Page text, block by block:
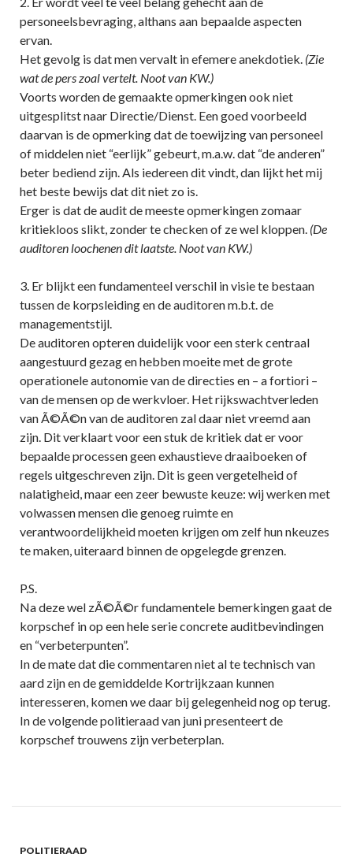
personeelsbevraging, althans aan bepaalde aspecten
ervan.
Het gevolg is dat men vervalt in efemere anekdotiek. (Zie
wat de pers zoal vertelt. Noot van KW.)
Voorts worden de gemaakte opmerkingen ook niet
uitgesplitst naar Directie/Dienst. Een goed voorbeeld
daarvan is de opmerking dat de toewijzing van personeel
of middelen niet “eerlijk” gebeurt, m.a.w. dat “de anderen”
beter bediend zijn. Als iedereen dit vindt, dan lijkt het mij
het beste bewijs dat dit niet zo is.
Erger is dat de audit de meeste opmerkingen zomaar
kritiekloos slikt, zonder te checken of ze wel kloppen. (De
auditoren loochenen dit laatste. Noot van KW.)
3. Er blijkt een fundamenteel verschil in visie te bestaan
tussen de korpsleiding en de auditoren m.b.t. de
managementstijl.
De auditoren opteren duidelijk voor een sterk centraal
aangestuurd gezag en hebben moeite met de grote
operationele autonomie van de directies en – a fortiori –
van de mensen op de werkvloer. Het rijkswachtverleden
van Ã©Ã©n van de auditoren zal daar niet vreemd aan
zijn. Dit verklaart voor een stuk de kritiek dat er voor
bepaalde processen geen exhaustieve draaiboeken of
regels uitgeschreven zijn. Dit is geen vergetelheid of
nalatigheid, maar een zeer bewuste keuze: wij werken met
volwassen mensen die genoeg ruimte en
verantwoordelijkheid moeten krijgen om zelf hun nkeuzes
te maken, uiteraard binnen de opgelegde grenzen.
P.S.
Na deze wel zÃ©Ã©r fundamentele bemerkingen gaat de
korpschef in op een hele serie concrete auditbevindingen
en “verbeterpunten”.
In de mate dat die commentaren niet al te technisch van
aard zijn en de gemiddelde Kortrijkzaan kunnen
interesseren, komen we daar bij gelegenheid nog op terug.
In de volgende politieraad van juni presenteert de
korpschef trouwens zijn verbeterplan.
POLITIERAAD